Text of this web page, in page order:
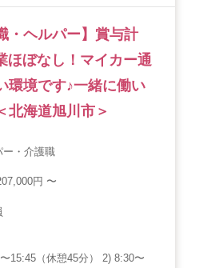
・ヘルパー】賞与計
ほぼなし！マイカー通
環境です♪一緒に働い
北海道旭川市＞
ー・介護職
円 〜
15:45（休憩45分） 2) 8:30〜